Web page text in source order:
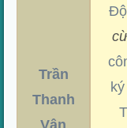
Trần
Thanh
ký